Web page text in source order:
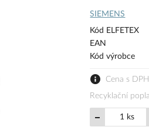
SIEMENS
Kód ELFETEX
EAN
Kód výrobce
Cena s DPH
Recyklační
ks